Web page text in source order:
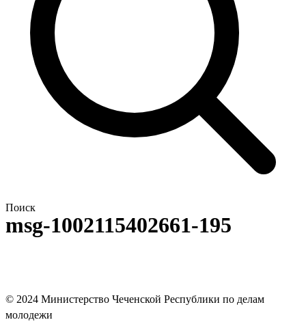
Поиск
msg-1002115402661-195
© 2024 Министерство Чеченской Республики по делам
молодежи